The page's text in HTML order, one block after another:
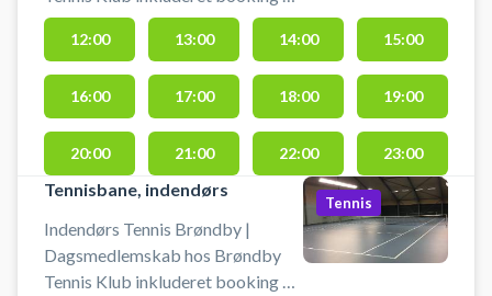
udendørs grusbane. Køb et
medlemskab og book samtidig en
udendørs tennisbane, så du kan
spille tennis på grus i Brøndby.
Medbring ketsjer og bolde.
12:00 13:00 14:00 15:00
16:00 17:00 18:00 19:00
20:00 21:00 22:00 23:00
Tennisbane, indendørs
Indendørs Tennis Brøndby |
Dagsmedlemskab hos Brøndby
Tennis Klub inkluderet booking af
Tennis